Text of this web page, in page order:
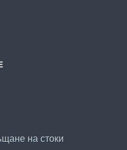
на стоки